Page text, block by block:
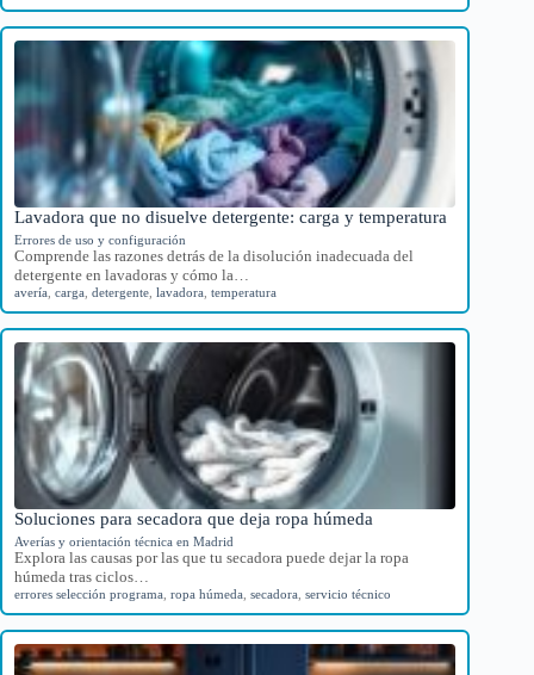
Lavadora que no disuelve detergente: carga y temperatura
Errores de uso y configuración
Comprende las razones detrás de la disolución inadecuada del
detergente en lavadoras y cómo la…
avería carga detergente lavadora temperatura
Soluciones para secadora que deja ropa húmeda
Averías y orientación técnica en Madrid
Explora las causas por las que tu secadora puede dejar la ropa
húmeda tras ciclos…
errores selección programa ropa húmeda secadora servicio técnico